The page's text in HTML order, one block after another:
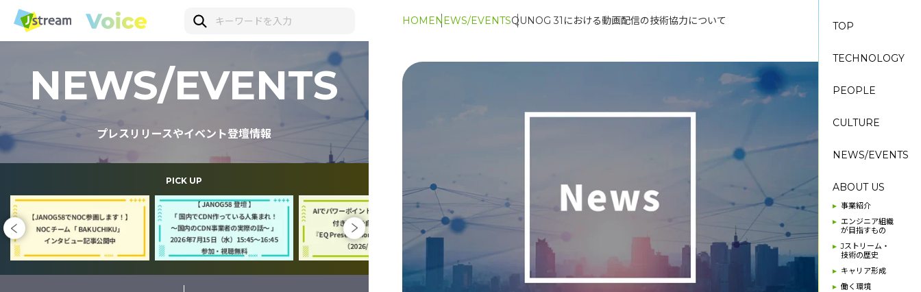
NEWS/EVENTS
プレスリリースやイベント登壇情報
PICK UP
HOMENEWS/EVENTSQUNOG 31における動画配信の技術協力について TOP
TECHNOLOGY
PEOPLE
CULTURE
NEWS/EVENTS
ABOUT US
事業紹介
エンジニア組織
が目指すもの
Jストリーム・
技術の歴史
キャリア形成
働く環境